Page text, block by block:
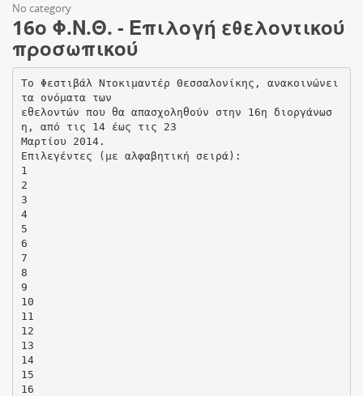
No category
16ο Φ.Ν.Θ. - Επιλογή εθελοντικού
προσωπικού
To Φεστιβάλ Ντοκιμαντέρ Θεσσαλονίκης, ανακοινώνει
τα ονόματα των
εθελοντών που θα απασχοληθούν στην 16η διοργάνωσ
η, από τις 14 έως τις 23
Μαρτίου 2014.
Επιλεγέντες (με αλφαβητική σειρά):
1
2
3
4
5
6
7
8
9
10
11
12
13
14
15
16